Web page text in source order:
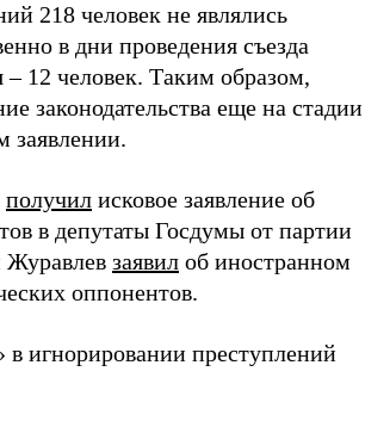
218 человек не являлись
в дни проведения съезда
12 человек. Таким образом,
законодательства еще на стадии
заявлении.
получил исковое заявление об
в депутаты Госдумы от партии
Журавлев заявил об иностранном
оппонентов.
в игнорировании преступлений